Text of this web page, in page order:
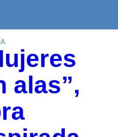
alas”,